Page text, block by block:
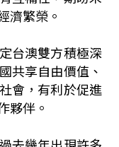
濟繁榮。
台澳雙方積極深
共享自由價值、
會，有利於促進
夥伴。